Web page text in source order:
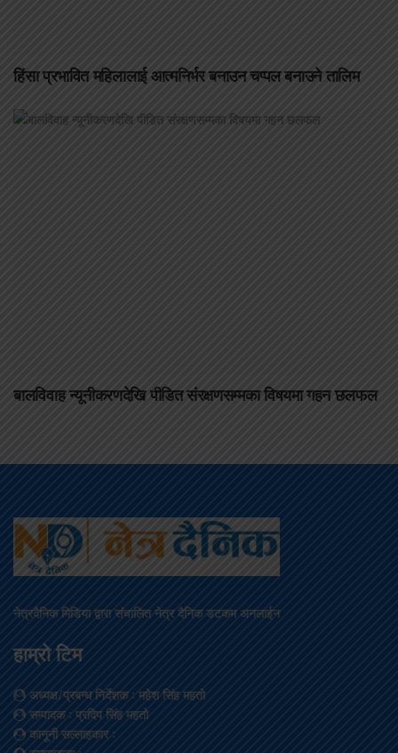
हिंसा प्रभावित महिलालाई आत्मनिर्भर बनाउन चप्पल बनाउने तालिम
बालविवाह न्यूनीकरणदेखि पीडित संरक्षणसम्मका विषयमा गहन छलफल
नेत्रदैनिक मिडिया द्वारा संचालित नेत्र दैनिक डटकम अनलाईन
हाम्रो टिम
अध्यक्ष/प्रबन्ध निर्देशक: महेश सिंह महतो
सम्पादक: प्रदिप सिंह महतो
कानूनी सल्लाहकार: